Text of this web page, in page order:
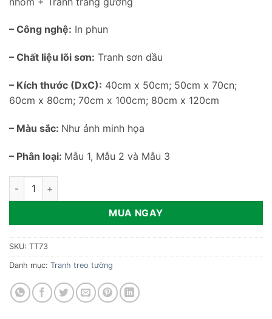
– Công nghệ: In phun
– Chất liệu lõi sơn: Tranh sơn dầu
– Kích thước (DxC): 40cm x 50cm; 50cm x 70cn;
60cm x 80cm; 70cm x 100cm; 80cm x 120cm
– Màu sắc: Như ảnh minh họa
– Phân loại: Mẫu 1, Mẫu 2 và Mẫu 3
Tranh treo tường cô gái và hoa nở TT73 số lượng
MUA NGAY
SKU: TT73
Danh mục: Tranh treo tường